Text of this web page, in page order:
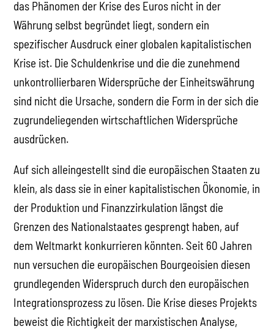
das Phänomen der Krise des Euros nicht in der
Währung selbst begründet liegt, sondern ein
spezifischer Ausdruck einer globalen kapitalistischen
Krise ist. Die Schuldenkrise und die die zunehmend
unkontrollierbaren Widersprüche der Einheitswährung
sind nicht die Ursache, sondern die Form in der sich die
zugrundeliegenden wirtschaftlichen Widersprüche
ausdrücken.
Auf sich alleingestellt sind die europäischen Staaten zu
klein, als dass sie in einer kapitalistischen Ökonomie, in
der Produktion und Finanzzirkulation längst die
Grenzen des Nationalstaates gesprengt haben, auf
dem Weltmarkt konkurrieren könnten. Seit 60 Jahren
nun versuchen die europäischen Bourgeoisien diesen
grundlegenden Widerspruch durch den europäischen
Integrationsprozess zu lösen. Die Krise dieses Projekts
beweist die Richtigkeit der marxistischen Analyse,